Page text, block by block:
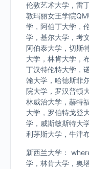
伦敦艺术大学，雷
敦玛丽女王学院
学，阿伯丁大学，
学，基尔大学，考
阿伯泰大学，切斯
大学，林肯大学，
丁汉特伦特大学，
翰大学，哈德斯菲
院大学，罗汉普顿
林威治大学，赫特
大学，罗伯特戈登
学，威斯敏斯特大
利茅斯大学，牛津
新西兰大学：
学，林肯大学，奥